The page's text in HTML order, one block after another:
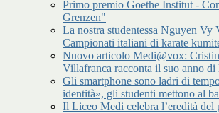
Primo premio Goethe Institut -
Grenzen"
La nostra studentessa Nguyen Vy
Campionati italiani di karate
Nuovo articolo Medi@vox:
Villafranca racconta il suo anno di
Gli smartphone sono ladri di
identità», gli studenti mettono al
Il Liceo Medi celebra l’eredità del